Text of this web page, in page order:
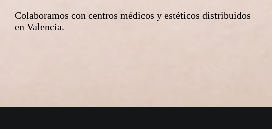
Colaboramos con centros médicos y estéticos distribuidos
en Valencia.